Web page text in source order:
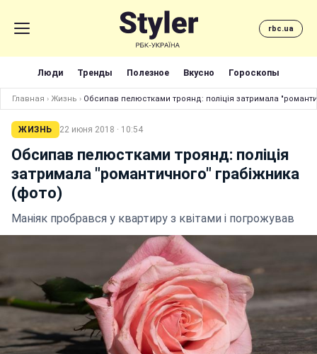
rbc.ua
Люди Тренды Полезное Вкусно Гороскопы
Главная › Жизнь › Обсипав пелюстками троянд: поліція затримала
ЖИЗНЬ 22 июня 2018 · 10:54
Обсипав пелюстками троянд: поліція
затримала "романтичного" грабіжника
(фото)
Маніяк пробрався у квартиру з квітами і погрожував